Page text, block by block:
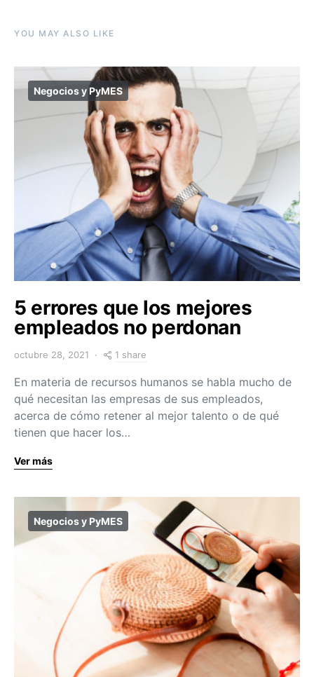
YOU MAY ALSO LIKE
Negocios y PyMES
5 errores que los mejores
empleados no perdonan
octubre 28, 2021 1 share
En materia de recursos humanos se habla mucho de
qué necesitan las empresas de sus empleados,
acerca de cómo retener al mejor talento o de qué
tienen que hacer los…
Ver más
Negocios y PyMES